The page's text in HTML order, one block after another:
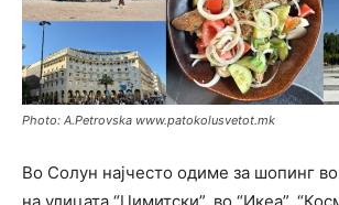
Photo: A.Petrovska www.patokolusvetot.mk
Во Солун најчесто одиме за шопинг